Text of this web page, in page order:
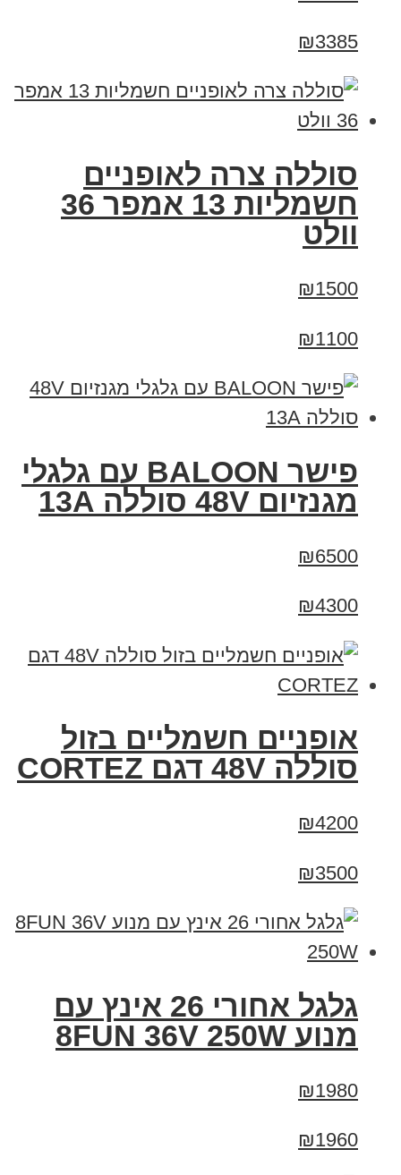
₪3385
סוללה צרה לאופניים
חשמליות 13 אמפר 36
וולט
₪1500
₪1100
פישר BALOON עם גלגלי
מגנזיום 48V סוללה 13A
₪6500
₪4300
אופניים חשמליים בזול
סוללה 48V דגם CORTEZ
₪4200
₪3500
גלגל אחורי 26 אינץ עם
מנוע 8FUN 36V 250W
₪1980
₪1960